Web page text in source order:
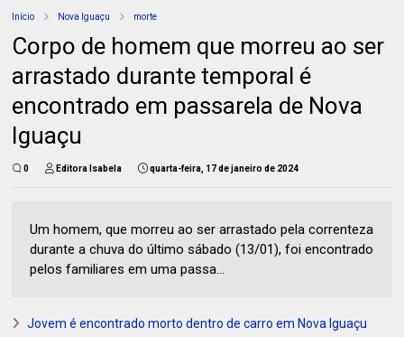
Início Nova Iguaçu morte
Corpo de homem que morreu ao ser
arrastado durante temporal é
encontrado em passarela de Nova
Iguaçu
0 Editora Isabela quarta-feira, 17 de janeiro de 2024
Um homem, que morreu ao ser arrastado pela correnteza
durante a chuva do último sábado (13/01), foi encontrado
pelos familiares em uma passa...
Jovem é encontrado morto dentro de carro em Nova Iguaçu